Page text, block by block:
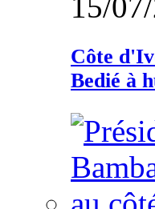
15/
Côte
Bedié à